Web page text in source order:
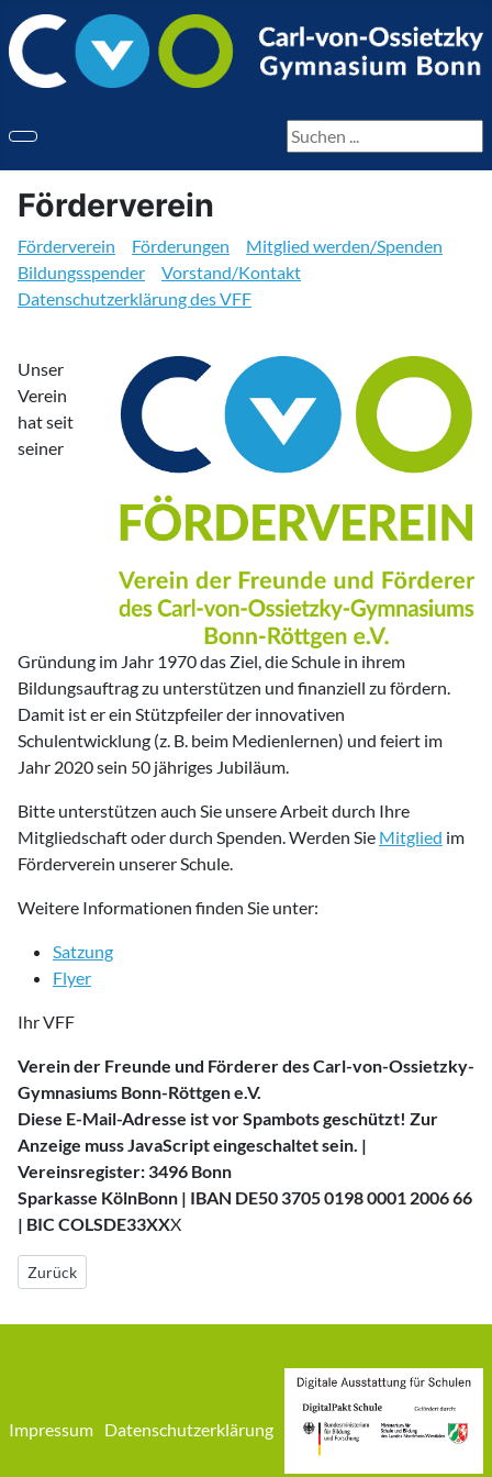
Seite durchsuchen
Förderverein
Förderverein Förderungen
Mitglied werden/Spenden
Bildungsspender
Vorstand/Kontakt
Datenschutzerklärung des VFF
Unser
Verein
hat seit
seiner
Gründung im Jahr 1970 das Ziel, die Schule in ihrem
Bildungsauftrag zu unterstützen und finanziell zu fördern.
Damit ist er ein Stützpfeiler der innovativen
Schulentwicklung (z. B. beim Medienlernen) und feiert im
Jahr 2020 sein 50 jähriges Jubiläum.
Bitte unterstützen auch Sie unsere Arbeit durch Ihre
Mitgliedschaft oder durch Spenden. Werden Sie Mitglied im
Förderverein unserer Schule.
Weitere Informationen finden Sie unter:
Satzung
Flyer
Ihr VFF
Verein der Freunde und Förderer des Carl-von-Ossietzky-
Gymnasiums Bonn-Röttgen e.V.
Diese E-Mail-Adresse ist vor Spambots geschützt! Zur
Anzeige muss JavaScript eingeschaltet sein. |
Vereinsregister: 3496 Bonn
Sparkasse KölnBonn | IBAN DE50 3705 0198 0001 2006 66
| BIC COLSDE33XXX
Vorheriger Beitrag: Förderungen
Zurück
Impressum Datenschutzerklärung